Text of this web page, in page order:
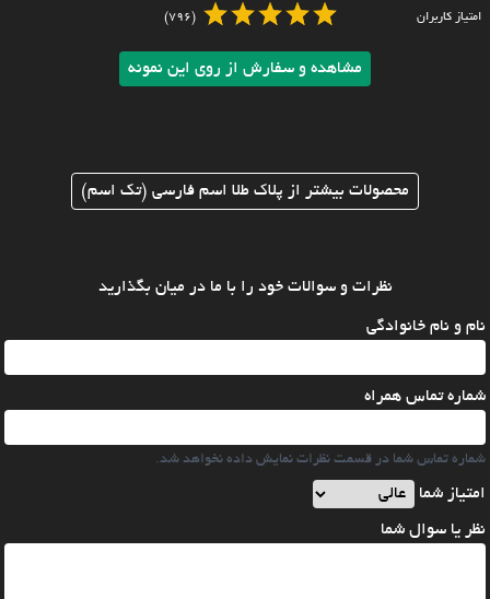
امتیاز کاربران (796)
مشاهده و سفارش از روی این نمونه
محصولات بیشتر از پلاک طلا اسم فارسی (تک اسم)
نظرات و سوالات خود را با ما در میان بگذارید
نام و نام خانوادگی
شماره تماس همراه
شماره تماس شما در قسمت نظرات نمایش داده نخواهد شد.
امتیاز شما
نظر یا سوال شما